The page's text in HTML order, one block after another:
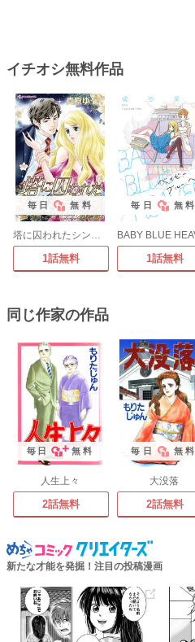
イチオシ無料作品
毎日 無料
塔に囚われたシンデレラ
1話無料
毎日 無料
1話無料
同じ作家の作品
毎日 無料
人生上々
2話無料
毎日 無料
大没落
2話無料
新たな才能を発掘！注目の投稿漫画